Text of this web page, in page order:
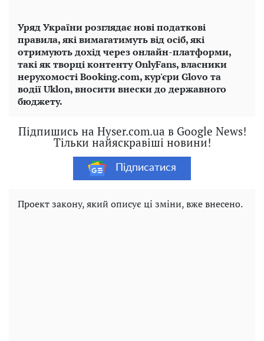
Уряд України розглядає нові податкові
правила, які вимагатимуть від осіб, які
отримують дохід через онлайн-платформи,
такі як творці контенту OnlyFans, власники
нерухомості Booking.com, кур'єри Glovo та
водії Uklon, вносити внески до державного
бюджету.
Підпишись на Hyser.com.ua в Google News!
Тільки найяскравіші новини!
Підписатися
Проект закону, який описує ці зміни, вже внесено.